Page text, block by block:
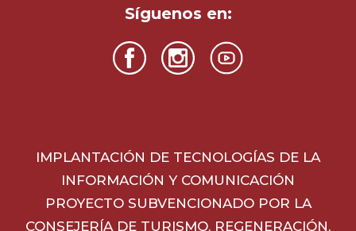
Síguenos en:
IMPLANTACIÓN DE TECNOLOGÍAS DE LA
INFORMACIÓN Y COMUNICACIÓN
PROYECTO SUBVENCIONADO POR LA
CONSEJERÍA DE TURISMO, REGENERACIÓN,